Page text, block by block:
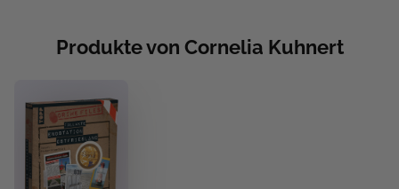
Produkte von Cornelia Kuhnert